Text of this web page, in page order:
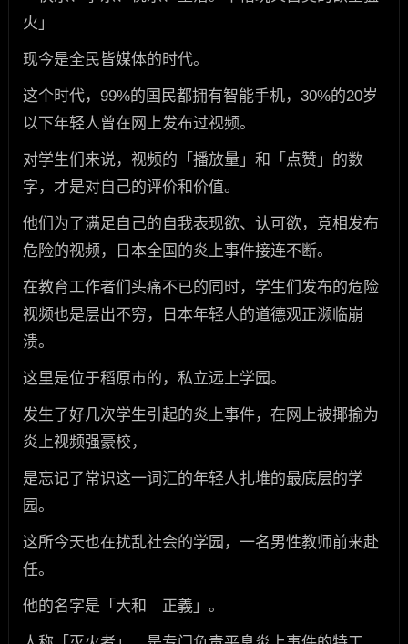
火」
现今是全民皆媒体的时代。
这个时代，99%的国民都拥有智能手机，30%的20岁
以下年轻人曾在网上发布过视频。
对学生们来说，视频的「播放量」和「点赞」的数
字，才是对自己的评价和价值。
他们为了满足自己的自我表现欲、认可欲，竞相发布
危险的视频，日本全国的炎上事件接连不断。
在教育工作者们头痛不已的同时，学生们发布的危险
视频也是层出不穷，日本年轻人的道德观正濒临崩
溃。
这里是位于稻原市的，私立远上学园。
发生了好几次学生引起的炎上事件，在网上被揶揄为
炎上视频强豪校，
是忘记了常识这一词汇的年轻人扎堆的最底层的学
园。
这所今天也在扰乱社会的学园，一名男性教师前来赴
任。
他的名字是「大和 正義」。